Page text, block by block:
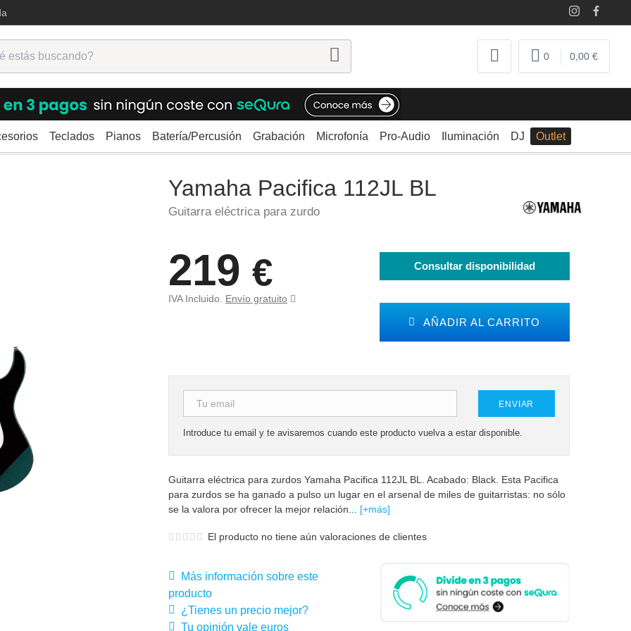
0 0,00 €
Teclados Pianos Batería/Percusión Grabación Microfonía Pro-Audio Iluminación DJ Outlet
Para zurdos Yamaha Pacifica 112JL BL
Yamaha Pacifica 112JL BL
Guitarra eléctrica para zurdo
219 €
IVA Incluido. Envío gratuito
Consultar disponibilidad
AÑADIR AL CARRITO
ENVIAR
Introduce tu email y te avisaremos cuando este producto vuelva a estar disponible.
Guitarra eléctrica para zurdos Yamaha Pacifica 112JL BL. Acabado: Black. Esta Pacifica
para zurdos se ha ganado a pulso un lugar en el arsenal de miles de guitarristas: no sólo
se la valora por ofrecer la mejor relación... [+más]
El producto no tiene aún valoraciones de clientes
Más información sobre este
producto
¿Tienes un precio mejor?
Tu opinión vale euros